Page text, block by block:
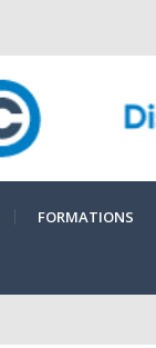
FORMATIONS